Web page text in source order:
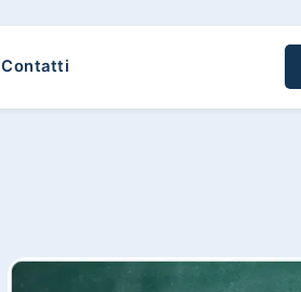
Contatti